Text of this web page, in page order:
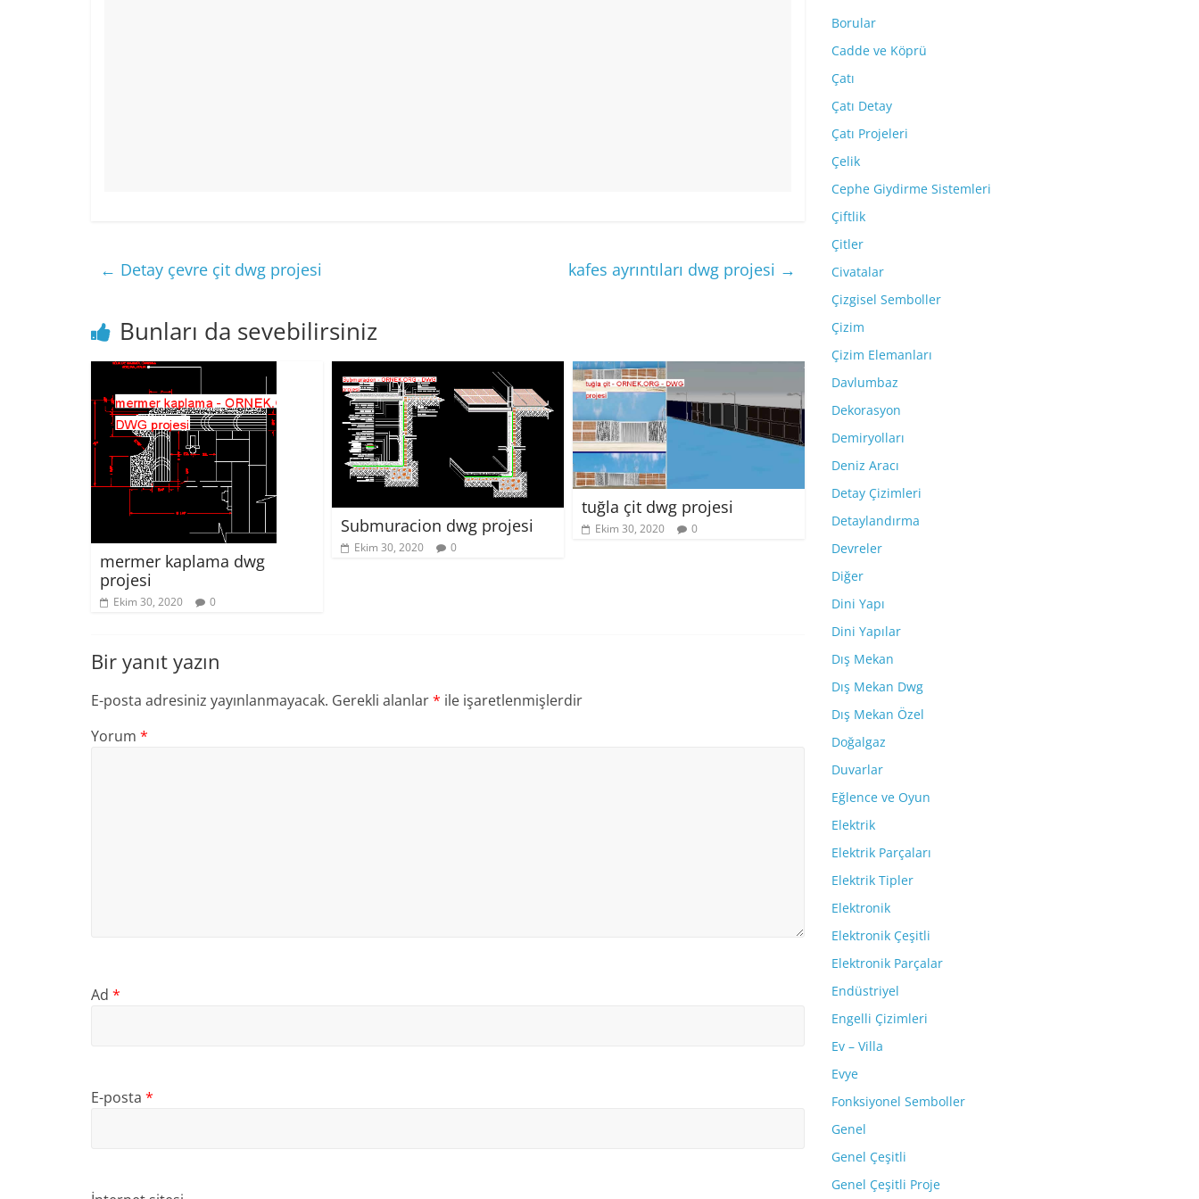
← Detay çevre çit dwg projesi kafes ayrıntıları dwg projesi →
Bunları da sevebilirsiniz
mermer kaplama dwg
projesi
Ekim 30, 2020 0
Submuracion dwg projesi
Ekim 30, 2020 0
tuğla çit dwg projesi
Ekim 30, 2020 0
Bir yanıt yazın
E-posta adresiniz yayınlanmayacak. Gerekli alanlar* ile işaretlenmişlerdir
Yorum *
Ad *
E-posta *
Borular
Cadde ve Köprü
Çatı
Çatı Detay
Çatı Projeleri
Çelik
Cephe Giydirme Sistemleri
Çiftlik
Çitler
Civatalar
Çizgisel Semboller
Çizim
Çizim Elemanları
Davlumbaz
Dekorasyon
Demiryolları
Deniz Aracı
Detay Çizimleri
Detaylandırma
Devreler
Diğer
Dini Yapı
Dini Yapılar
Dış Mekan
Dış Mekan Dwg
Dış Mekan Özel
Doğalgaz
Duvarlar
Eğlence ve Oyun
Elektrik
Elektrik Parçaları
Elektrik Tipler
Elektronik
Elektronik Çeşitli
Elektronik Parçalar
Endüstriyel
Engelli Çizimleri
Ev – Villa
Evye
Fonksiyonel Semboller
Genel
Genel Çeşitli
Genel Çeşitli Proje